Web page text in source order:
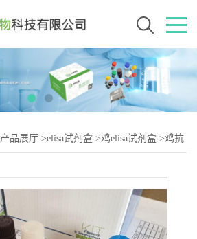
产品展厅 >elisa试剂盒 >鸡elisa试剂盒 >鸡抗